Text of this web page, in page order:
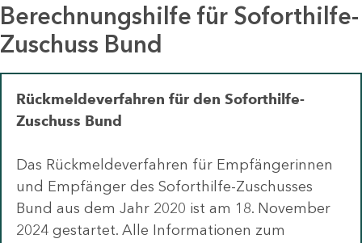
Berechnungshilfe für Soforthilfe-
Zuschuss Bund
Rückmeldeverfahren für den Soforthilfe-
Zuschuss Bund
Das Rückmeldeverfahren für Empfängerinnen
und Empfänger des Soforthilfe-Zuschusses
Bund aus dem Jahr 2020 ist am 18. November
2024 gestartet. Alle Informationen zum